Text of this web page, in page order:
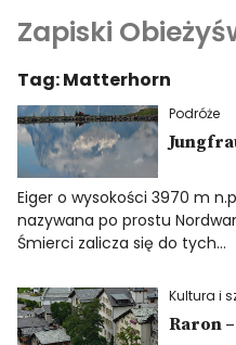
Zapiski
Podróże
Kultura i sztuka
Kątem oka
Niezwyczajne ściany
Tag:Matterhorn
Podróże
Eiger o wysokości 3970 m
nazywana po prostu
Śmierci zalicza się do tych…
Kultura i
Raron